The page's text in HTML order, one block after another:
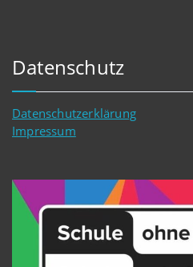
Datenschutz
Datenschutzerklärung
Impressum